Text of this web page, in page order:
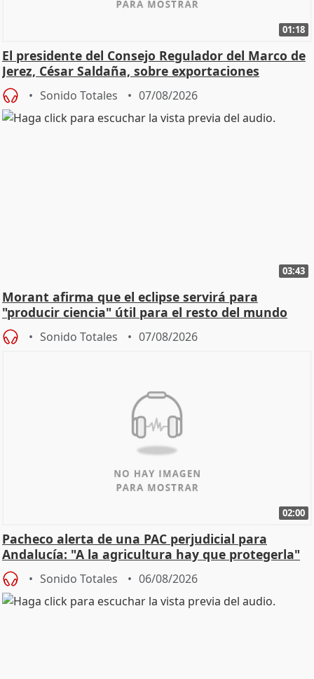
01:18
El presidente del Consejo Regulador del Marco de
Jerez, César Saldaña, sobre exportaciones
Sonido Totales 07/08/2026
03:43
Morant afirma que el eclipse servirá para
"producir ciencia" útil para el resto del mundo
Sonido Totales 07/08/2026
02:00
Pacheco alerta de una PAC perjudicial para
Andalucía: "A la agricultura hay que protegerla"
Sonido Totales 06/08/2026